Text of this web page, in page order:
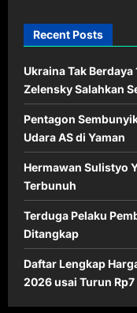
Recent Posts
Ukraina Tak
Zelensky Salahkan
Pentagon
Udara AS di Yaman
Hermawan Sulistyo
Terbunuh
Terduga Pelaku
Ditangkap
Daftar Lengkap
2026 usai Turun